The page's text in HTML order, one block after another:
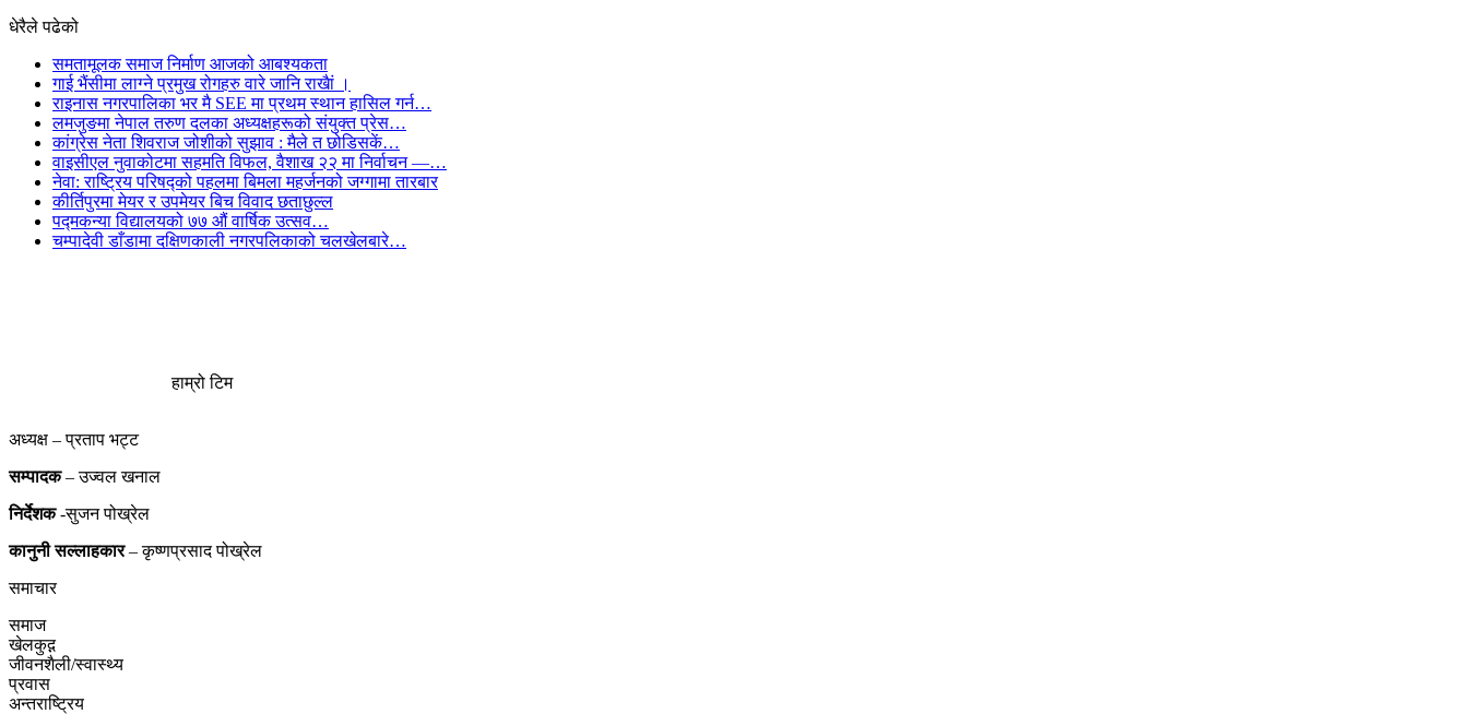
धेरैले पढेको
समतामूलक समाज निर्माण आजको आबश्यकता
गाई भैंसीमा लाग्ने प्रमुख रोगहरु वारे जानि राखैां ।
राइनास नगरपालिका भर मै SEE मा प्रथम स्थान हासिल गर्न…
लमजुङमा नेपाल तरुण दलका अध्यक्षहरूको संयुक्त प्रेस…
कांग्रेस नेता शिवराज जोशीको सुझाव : मैले त छोडिसकें…
वाइसीएल नुवाकोटमा सहमति विफल, वैशाख २२ मा निर्वाचन —…
नेवा: राष्ट्रिय परिषद्को पहलमा बिमला महर्जनको जग्गामा तारबार
कीर्तिपुरमा मेयर र उपमेयर बिच विवाद छताछुल्ल
पद्मकन्या विद्यालयको ७७ औं ‌‌वार्षिक ‌उत्सव…
चम्पादेवी डाँडामा दक्षिणकाली नगरपलिकाको चलखेलबारे…
हाम्रो टिम
अध्यक्ष – प्रताप भट्ट
सम्पादक– उज्वल खनाल
निर्देशक-सुजन पोख्रेल
कानुनी सल्लाहकार– कृष्णप्रसाद पोख्रेल
समाचार
समाज
खेलकुद़़
जीवनशैली/स्वास्थ्य
प्रवास
अन्तराष्ट्रिय